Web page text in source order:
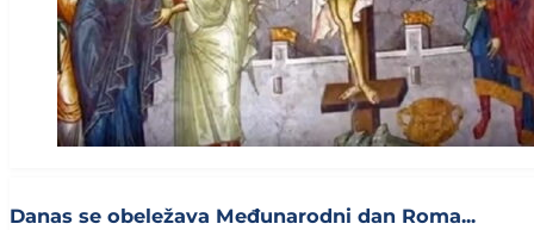
Danas se obeležava Međunarodni dan Roma...